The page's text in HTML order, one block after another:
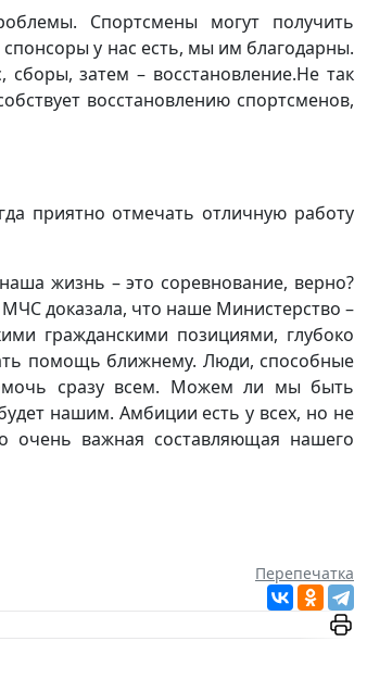
Спортсмены могут получить
у нас есть, мы им благодарны.
затем – восстановление.Не так
восстановлению спортсменов,
приятно отмечать отличную работу
жизнь – это соревнование, верно?
доказала, что наше Министерство –
гражданскими позициями, глубоко
помощь ближнему. Люди, способные
сразу всем. Можем ли мы быть
нашим. Амбиции есть у всех, но не
очень важная составляющая нашего
Перепечатка